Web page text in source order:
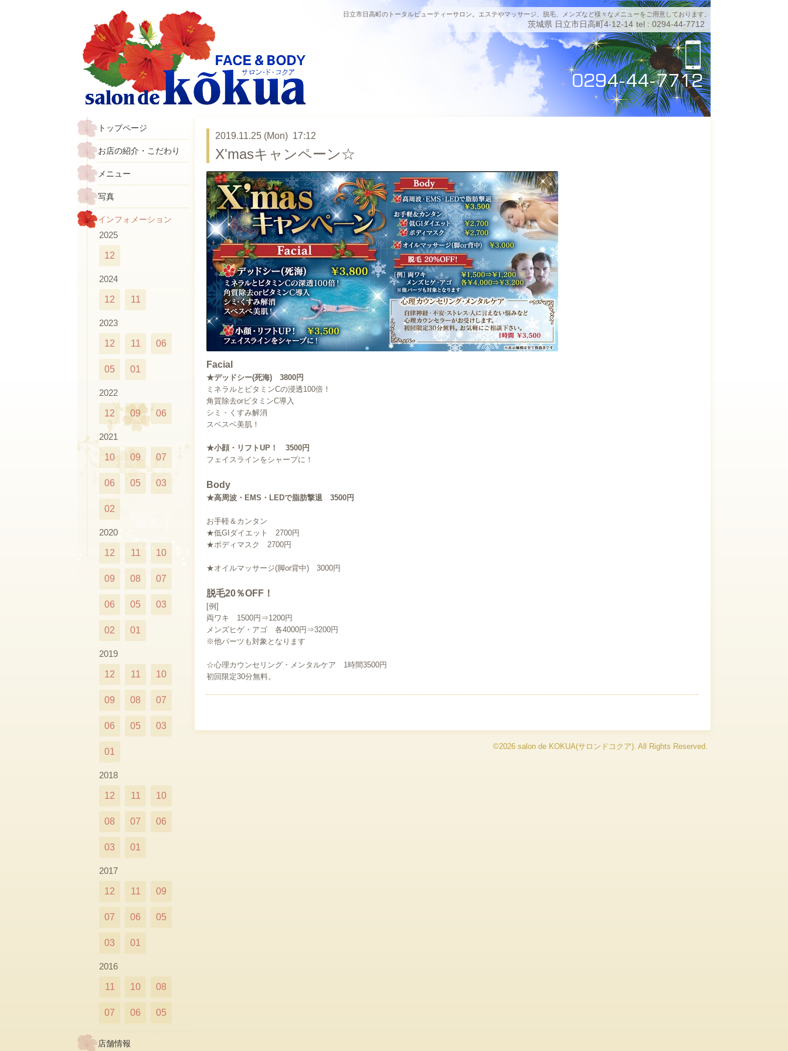
日立市日高町のトータルビューティーサロン。エステやマッサージ、脱毛、メンズなど様々なメニューをご用意しております。
茨城県 日立市日高町4-12-14 tel : 0294-44-7712
2019.11.25 (Mon) 17:12
X'masキャンペーン☆
Facial
★デッドシー(死海) 3800円
ミネラルとビタミンCの浸透100倍！
角質除去orビタミンC導入
シミ・くすみ解消
スベスベ美肌！
★小顔・リフトUP！ 3500円
フェイスラインをシャープに！
Body
★高周波・EMS・LEDで脂肪撃退 3500円
お手軽＆カンタン
★低GIダイエット 2700円
★ボディマスク 2700円
★オイルマッサージ(脚or背中) 3000円
脱毛20％OFF！
[例]
両ワキ 1500円⇒1200円
メンズヒゲ・アゴ 各4000円⇒3200円
※他パーツも対象となります
☆心理カウンセリング・メンタルケア 1時間3500円
初回限定30分無料。
©2026 salon de KOKUA(サロンドコクア). All Rights Reserved.
トップページ
お店の紹介・こだわり
メニュー
写真
インフォメーション
2025
12
2024
12 11
2023
12 11 06
05 01
2022
12 09 06
2021
10 09 07
06 05 03
02
2020
12 11 10
09 08 07
06 05 03
02 01
2019
12 11 10
09 08 07
06 05 03
01
2018
12 11 10
08 07 06
03 01
2017
12 11 09
07 06 05
03 01
2016
11 10 08
07 06 05
店舗情報